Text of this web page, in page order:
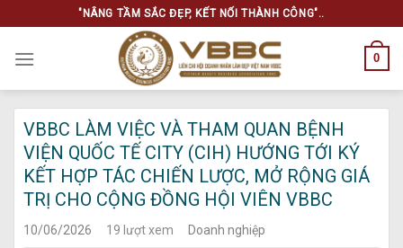
to
content
"NÂNG TẦM SẮC ĐẸP, KẾT NỐI THÀNH CÔNG"..
0
VBBC LÀM VIỆC VÀ THAM QUAN BỆNH
VIỆN QUỐC TẾ CITY (CIH) HƯỚNG TỚI KÝ
KẾT HỢP TÁC CHIẾN LƯỢC, MỞ RỘNG GIÁ
TRỊ CHO CỘNG ĐỒNG HỘI VIÊN VBBC
10/06/2026 19 lượt xem Doanh nghiệp